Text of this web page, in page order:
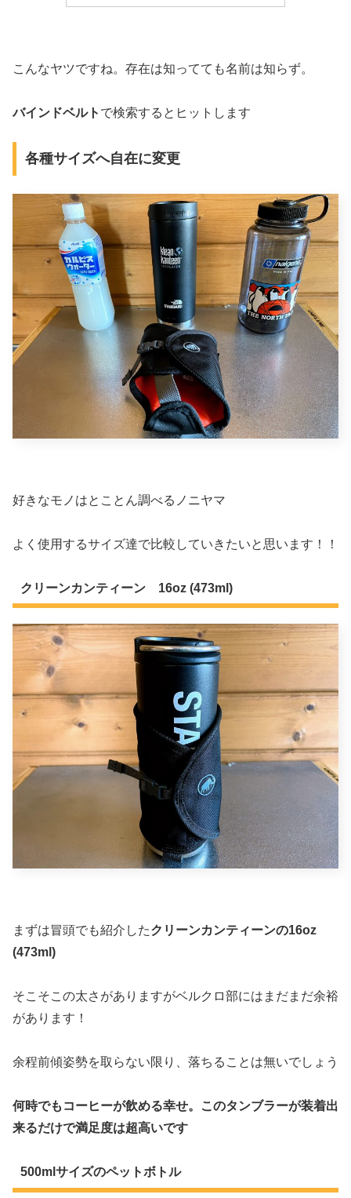
こんなヤツですね。存在は知ってても名前は知らず。
バインドベルト で検索するとヒットします
各種サイズへ自在に変更
好きなモノはとことん調べるノニヤマ
よく使用するサイズ達で比較していきたいと思います！！
クリーンカンティーン 16oz (473ml)
まずは冒頭でも紹介したクリーンカンティーンの16oz
(473ml)
そこそこの太さがありますがベルクロ部にはまだまだ余裕
があります！
余程前傾姿勢を取らない限り、落ちることは無いでしょう
何時でもコーヒーが飲める幸せ。このタンブラーが装着出
来るだけで満足度は超高いです
500mlサイズのペットボトル